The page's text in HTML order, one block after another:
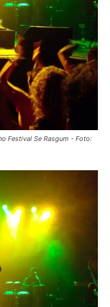
Festival Se Rasgum - Foto: